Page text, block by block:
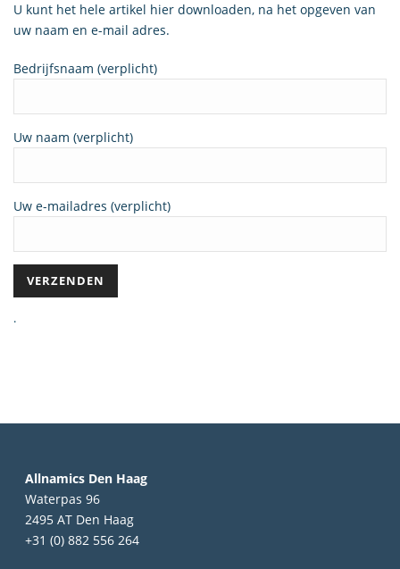
U kunt het hele artikel hier downloaden, na het opgeven van
uw naam en e-mail adres.
Bedrijfsnaam (verplicht)
Uw naam (verplicht)
Uw e-mailadres (verplicht)
.
Allnamics Den Haag
Waterpas 96
2495 AT Den Haag
+31 (0) 882 556 264